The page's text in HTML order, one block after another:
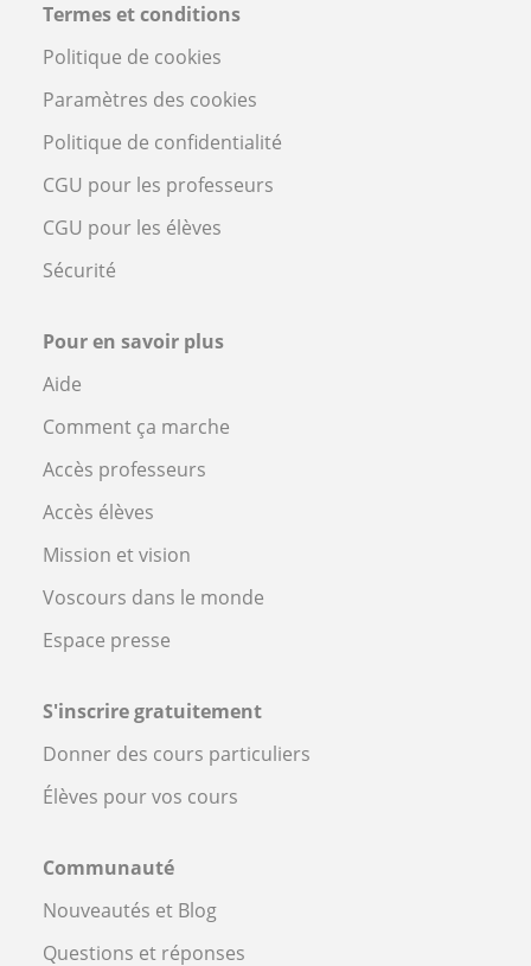
Termes et conditions
Politique de cookies
Paramètres des cookies
Politique de confidentialité
CGU pour les professeurs
CGU pour les élèves
Sécurité
Pour en savoir plus
Aide
Comment ça marche
Accès professeurs
Accès élèves
Mission et vision
Voscours dans le monde
Espace presse
S'inscrire gratuitement
Donner des cours particuliers
Élèves pour vos cours
Communauté
Nouveautés et Blog
Questions et réponses